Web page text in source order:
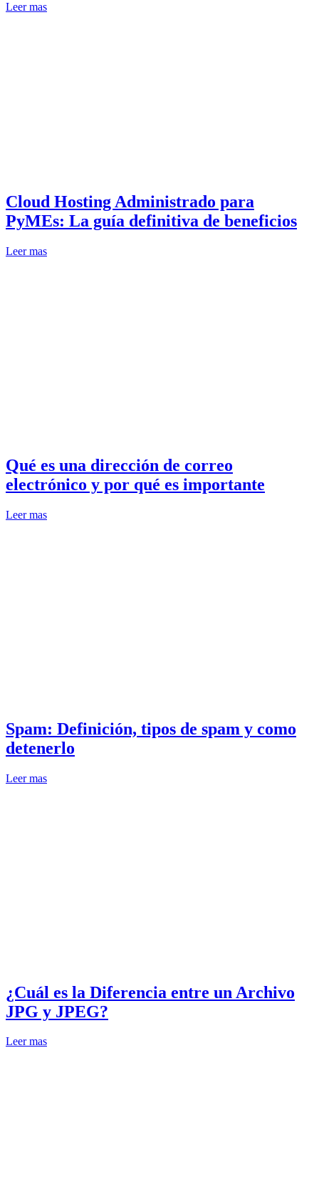
Leer mas
Cloud Hosting Administrado para
PyMEs: La guía definitiva de beneficios
Leer mas
Qué es una dirección de correo
electrónico y por qué es importante
Leer mas
Spam: Definición, tipos de spam y como
detenerlo
Leer mas
¿Cuál es la Diferencia entre un Archivo
JPG y JPEG?
Leer mas